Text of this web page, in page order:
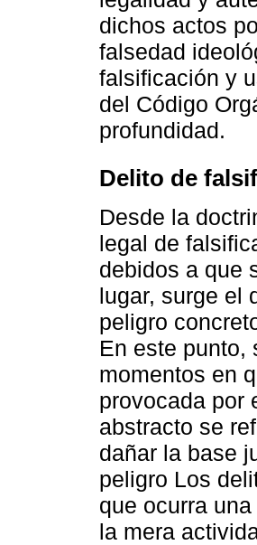
dichos actos
falsedad
falsificación y
del Código
profundidad.
Delito de
Desde la
legal de
debidos a que
lugar, surge el
peligro
En este punto,
momentos en
provocada por
abstracto se
dañar la base
peligro Los
que ocurra
la mera